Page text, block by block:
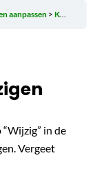
aanpassen Klanteninformatie wijzigen
in de
Vergeet